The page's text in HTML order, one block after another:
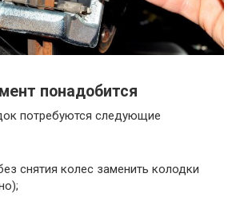
понадобится
потребуются следующие
снятия колес заменить колодки